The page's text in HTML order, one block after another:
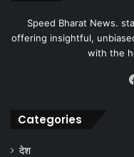
Speed Bharat News.
offering insightful,
with the
Categories
देश